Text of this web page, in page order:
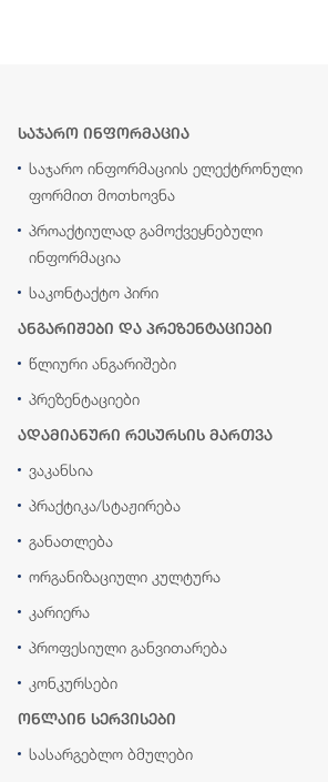
საჯარო ინფორმაცია
საჯარო ინფორმაციის ელექტრონული
ფორმით მოთხოვნა
პროაქტიულად გამოქვეყნებული
ინფორმაცია
საკონტაქტო პირი
ანგარიშები და პრეზენტაციები
წლიური ანგარიშები
პრეზენტაციები
ადამიანური რესურსის მართვა
ვაკანსია
პრაქტიკა/სტაჟირება
განათლება
ორგანიზაციული კულტურა
კარიერა
პროფესიული განვითარება
კონკურსები
ონლაინ სერვისები
სასარგებლო ბმულები